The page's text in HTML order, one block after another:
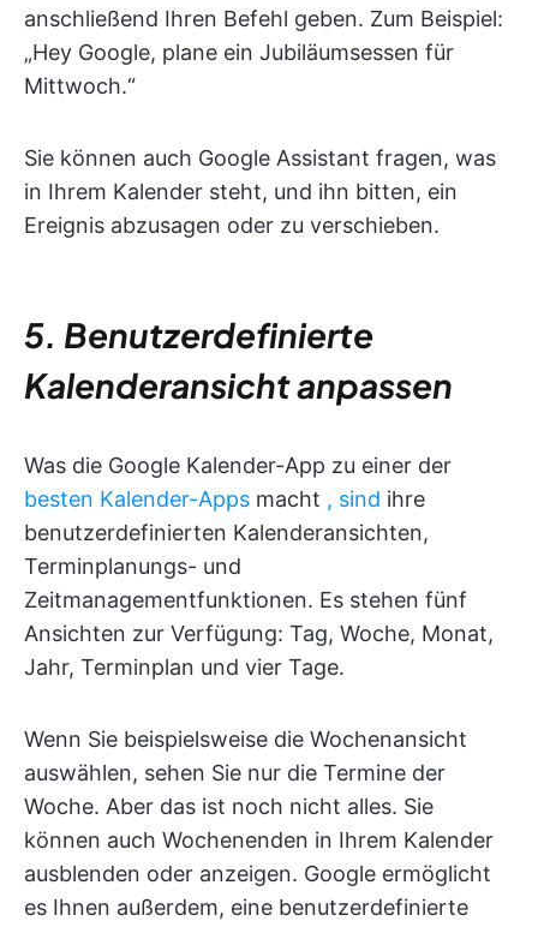
anschließend Ihren Befehl geben. Zum Beispiel:
„Hey Google, plane ein Jubiläumsessen für
Mittwoch.“
Sie können auch Google Assistant fragen, was
in Ihrem Kalender steht, und ihn bitten, ein
Ereignis abzusagen oder zu verschieben.
5. Benutzerdefinierte
Kalenderansicht anpassen
Was die Google Kalender-App zu einer der
besten Kalender-Apps macht , sind ihre
benutzerdefinierten Kalenderansichten,
Terminplanungs- und
Zeitmanagementfunktionen. Es stehen fünf
Ansichten zur Verfügung: Tag, Woche, Monat,
Jahr, Terminplan und vier Tage.
Wenn Sie beispielsweise die Wochenansicht
auswählen, sehen Sie nur die Termine der
Woche. Aber das ist noch nicht alles. Sie
können auch Wochenenden in Ihrem Kalender
ausblenden oder anzeigen. Google ermöglicht
es Ihnen außerdem, eine benutzerdefinierte